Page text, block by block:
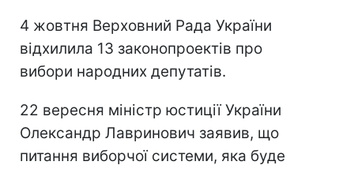
4 жовтня Верховний Рада України
відхилила 13 законопроектів про
вибори народних депутатів.
22 вересня міністр юстиції України
Олександр Лавринович заявив, що
питання виборчої системи, яка буде